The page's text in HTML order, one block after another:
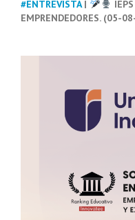
#ENTREVISTA|
EMPRENDEDORES. (05-